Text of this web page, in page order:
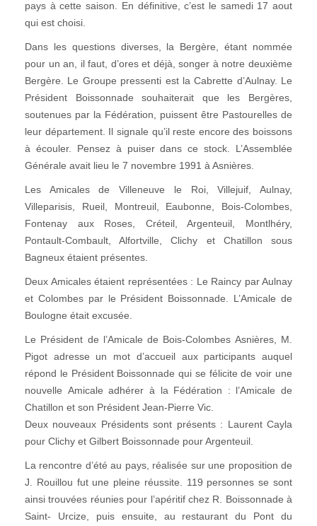
pays à cette saison. En définitive, c’est le samedi 17 aout
qui est choisi.
Dans les questions diverses, la Bergère, étant nommée
pour un an, il faut, d’ores et déjà, songer à notre deuxième
Bergère. Le Groupe pressenti est la Cabrette d’Aulnay. Le
Président Boissonnade souhaiterait que les Bergères,
soutenues par la Fédération, puissent être Pastourelles de
leur département. Il signale qu’il reste encore des boissons
à écouler. Pensez à puiser dans ce stock. L’Assemblée
Générale avait lieu le 7 novembre 1991 à Asnières.
Les Amicales de Villeneuve le Roi, Villejuif, Aulnay,
Villeparisis, Rueil, Montreuil, Eaubonne, Bois-Colombes,
Fontenay aux Roses, Créteil, Argenteuil, Montlhéry,
Pontault-Combault, Alfortville, Clichy et Chatillon sous
Bagneux étaient présentes.
Deux Amicales étaient représentées : Le Raincy par Aulnay
et Colombes par le Président Boissonnade. L’Amicale de
Boulogne était excusée.
Le Président de l’Amicale de Bois-Colombes Asnières, M.
Pigot adresse un mot d’accueil aux participants auquel
répond le Président Boissonnade qui se félicite de voir une
nouvelle Amicale adhérer à la Fédération : l’Amicale de
Chatillon et son Président Jean-Pierre Vic.
Deux nouveaux Présidents sont présents : Laurent Cayla
pour Clichy et Gilbert Boissonnade pour Argenteuil.
La rencontre d’été au pays, réalisée sur une proposition de
J. Rouillou fut une pleine réussite. 119 personnes se sont
ainsi trouvées réunies pour l’apéritif chez R. Boissonnade à
Saint- Urcize, puis ensuite, au restaurant du Pont du